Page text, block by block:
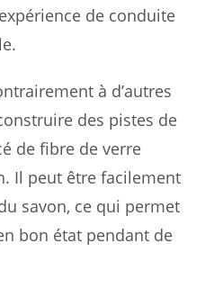
de conduite
à d’autres
des pistes de
de fibre de verre
Il peut être facilement
savon, ce qui permet
bon état pendant de